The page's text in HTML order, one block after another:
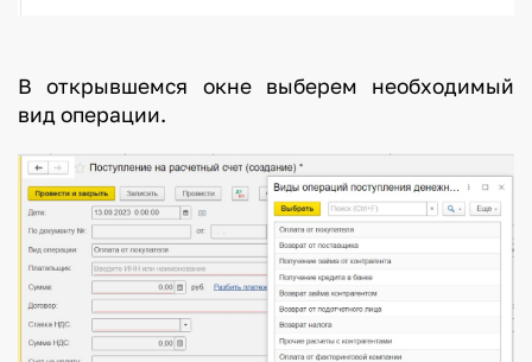
В открывшемся окне выберем необходимый
вид операции.